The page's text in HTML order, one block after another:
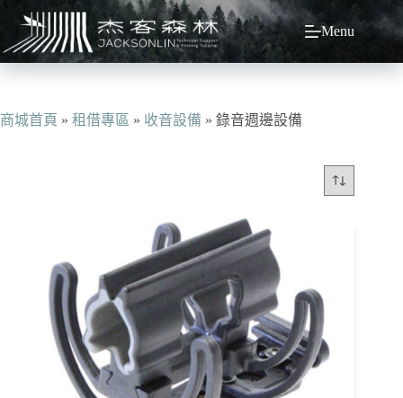
主
容
Menu
商城首頁 » 租借專區 » 收音設備 » 錄音週邊設備